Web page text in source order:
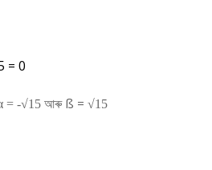
= 0
= -√15 আৰু ß = √15